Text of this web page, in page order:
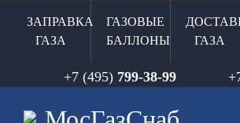
ЗАПРАВКА
ГАЗА
ГАЗОВЫЕ
БАЛЛОНЫ
ГАЗА
+7 (495) 799-38-99